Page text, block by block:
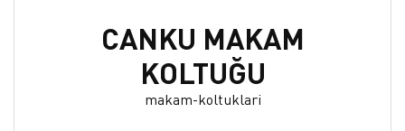
CANKU MAKAM
KOLTUĞU
makam-koltuklari